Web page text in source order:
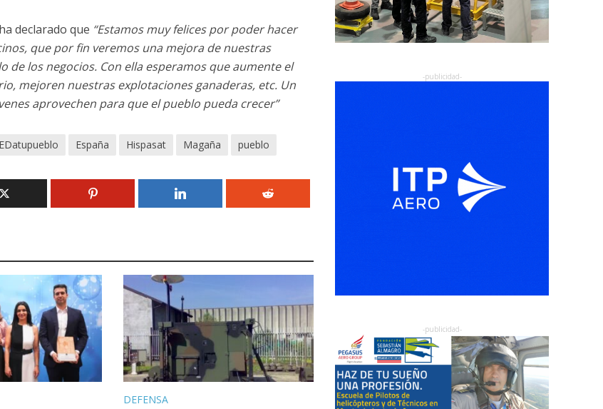
declarado que “Estamos muy felices por poder hacer
que por fin veremos una mejora de nuestras
los negocios. Con ella esperamos que aumente el
mejoren nuestras explotaciones ganaderas, etc. Un
aprovechen para que el pueblo pueda crecer”
España Hispasat Magaña pueblo
DEFENSA